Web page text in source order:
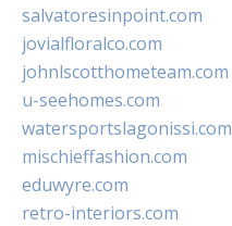
salvatoresinpoint.com
jovialfloralco.com
johnlscotthometeam.com
u-seehomes.com
watersportslagonissi.com
mischieffashion.com
eduwyre.com
retro-interiors.com